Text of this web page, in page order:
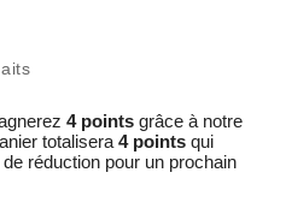
4 points grâce à notre
totalisera 4 points qui
réduction pour un prochain